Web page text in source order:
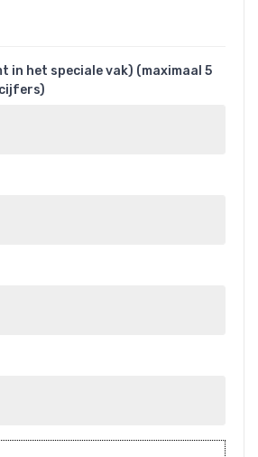
in het speciale vak) (maximaal 5